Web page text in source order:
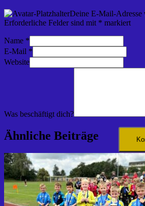
Deine E-Mail-
Erforderliche Felder sind mit * markiert
Name *
E-Mail *
Website
Was beschäftigt dich?
Ähnliche Beiträge